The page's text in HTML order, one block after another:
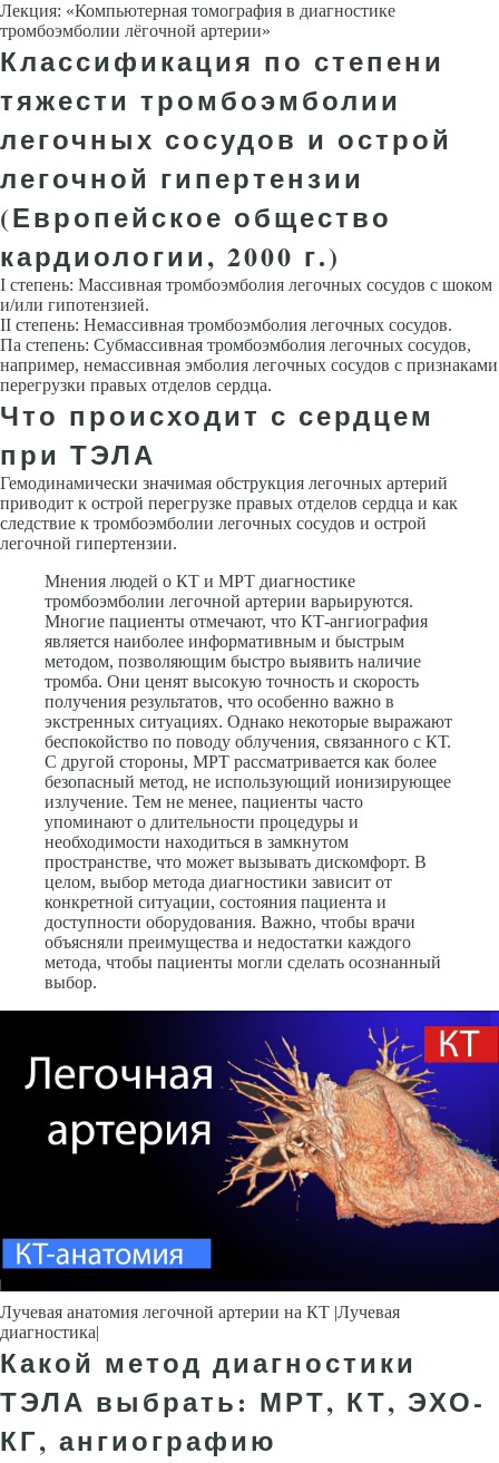
Лекция: «Компьютерная томография в диагностике
тромбоэмболии лёгочной артерии»
Классификация по степени
тяжести тромбоэмболии
легочных сосудов и острой
легочной гипертензии
(Европейское общество
кардиоло­гии, 2000 г.)
I степень: Массивная тромбоэмболия легочных сосудов с шоком
и/или гипотензией.
II степень: Немассивная тромбоэмболия легочных сосудов.
Па степень: Субмассивная тромбоэмболия легочных сосудов,
например, немассивная эм­болия легочных сосудов с признаками
перегрузки правых отделов сердца.
Что происходит с сердцем
при ТЭЛА
Гемодинамически значимая обструкция легочных артерий
приводит к острой перегрузке правых отделов сердца и как
следствие к тромбоэмболии легочных сосудов и острой
легочной гипертензии.
Мнения людей о КТ и МРТ диагностике
тромбоэмболии легочной артерии варьируются.
Многие пациенты отмечают, что КТ-ангиография
является наиболее информативным и быстрым
методом, позволяющим быстро выявить наличие
тромба. Они ценят высокую точность и скорость
получения результатов, что особенно важно в
экстренных ситуациях. Однако некоторые выражают
беспокойство по поводу облучения, связанного с КТ.
С другой стороны, МРТ рассматривается как более
безопасный метод, не использующий ионизирующее
излучение. Тем не менее, пациенты часто
упоминают о длительности процедуры и
необходимости находиться в замкнутом
пространстве, что может вызывать дискомфорт. В
целом, выбор метода диагностики зависит от
конкретной ситуации, состояния пациента и
доступности оборудования. Важно, чтобы врачи
объясняли преимущества и недостатки каждого
метода, чтобы пациенты могли сделать осознанный
выбор.
Лучевая анатомия легочной артерии на КТ |Лучевая
диагностика|
Какой метод диагностики
ТЭЛА выбрать: МРТ, КТ, ЭХО-
КГ, ангиографию